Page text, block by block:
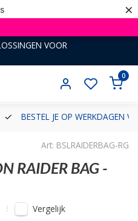
×
VOOR
0
BESTEL JE OP WERKDAGEN
Art: BSLRAIDERBAG-RG
RAIDER BAG -
Vergelijk